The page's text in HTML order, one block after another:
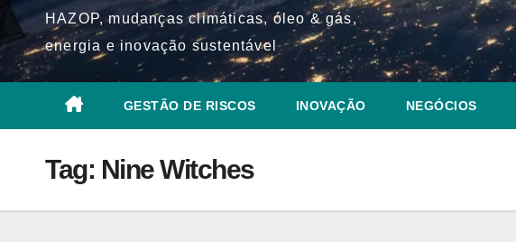
HAZOP, mudanças climáticas, óleo & gás,
energia e inovação sustentável
GESTÃO DE RISCOS INOVAÇÃO NEGÓCIOS
Tag: Nine Witches